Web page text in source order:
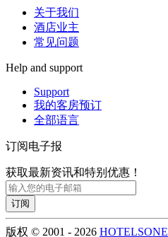
关于我们
酒店业主
常见问题
Help and support
Support
我的客房预订
全部语言
订阅电子报
获取最新资讯和特别优惠！
订阅
版权 © 2001 - 2026 HOTELSONE